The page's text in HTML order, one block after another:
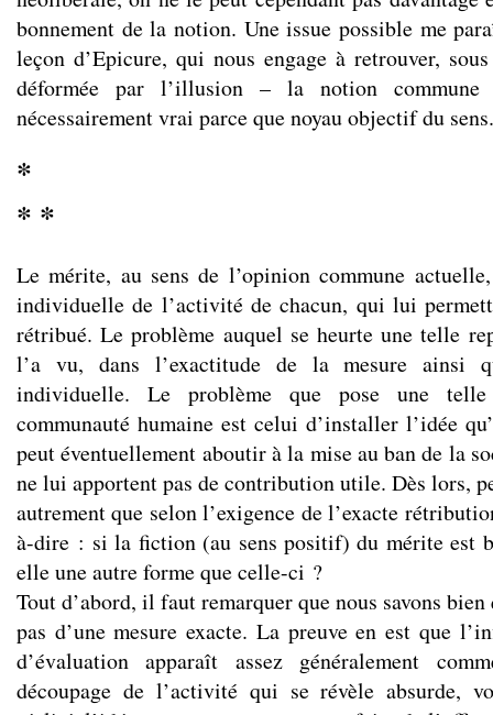
bonnement de la notion. Une issue possible me
leçon d’Epicure, qui nous engage à retrouver,
déformée par l’illusion – la notion
nécessairement vrai parce que noyau objectif du sens.
*
* *
Le mérite, au sens de l’opinion commune
individuelle de l’activité de chacun, qui lui
rétribué. Le problème auquel se heurte une telle
l’a vu, dans l’exactitude de la mesure ainsi
individuelle. Le problème que pose une
communauté humaine est celui d’installer l’idée
peut éventuellement aboutir à la mise au ban de la
ne lui apportent pas de contribution utile. Dès lors,
autrement que selon l’exigence de l’exacte
à-dire : si la fiction (au sens positif) du mérite est
elle une autre forme que celle-ci ?
Tout d’abord, il faut remarquer que nous savons
pas d’une mesure exacte. La preuve en est que
d’évaluation apparaît assez généralement
découpage de l’activité qui se révèle absurde,